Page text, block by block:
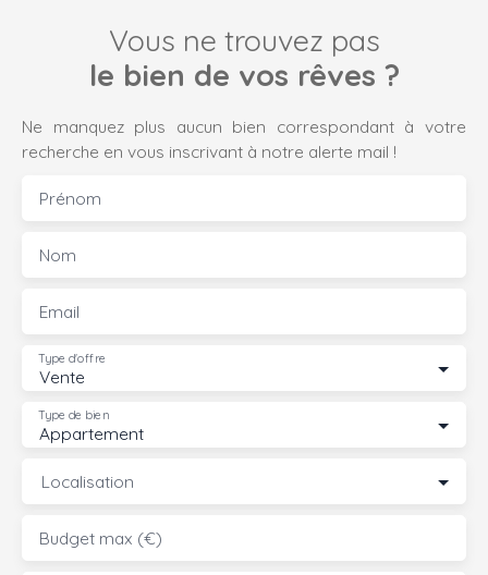
Vous ne trouvez pas
le bien de vos rêves ?
Ne manquez plus aucun bien correspondant à votre
recherche en vous inscrivant à notre alerte mail !
Prénom
Nom
Email
Vente
Type d'offre
Appartement
Type de bien
Localisation
Budget max (€)